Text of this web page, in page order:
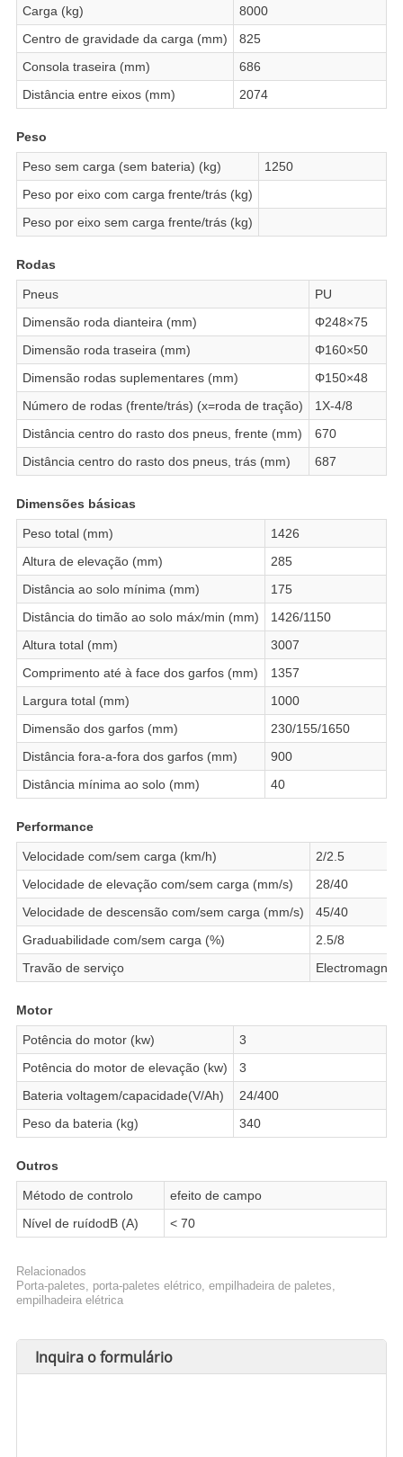
Carga (kg)
8000
Centro de gravidade da carga (mm)
825
Consola traseira (mm)
686
Distância entre eixos (mm)
2074
Peso
Peso sem carga (sem bateria) (kg)
1250
Peso por eixo com carga frente/trás (kg)
Peso por eixo sem carga frente/trás (kg)
Rodas
Pneus
PU
Dimensão roda dianteira (mm)
Φ248×75
Dimensão roda traseira (mm)
Φ160×50
Dimensão rodas suplementares (mm)
Φ150×48
Número de rodas (frente/trás) (x=roda de tração)
1X-4/8
Distância centro do rasto dos pneus, frente (mm)
670
Distância centro do rasto dos pneus, trás (mm)
687
Dimensões básicas
Peso total (mm)
1426
Altura de elevação (mm)
285
Distância ao solo mínima (mm)
175
Distância do timão ao solo máx/min (mm)
1426/1150
Altura total (mm)
3007
Comprimento até à face dos garfos (mm)
1357
Largura total (mm)
1000
Dimensão dos garfos (mm)
230/155/1650
Distância fora-a-fora dos garfos (mm)
900
Distância mínima ao solo (mm)
40
Performance
Velocidade com/sem carga (km/h)
2/2.5
Velocidade de elevação com/sem carga (mm/s)
28/40
Velocidade de descensão com/sem carga (mm/s)
45/40
Graduabilidade com/sem carga (%)
2.5/8
Travão de serviço
Motor
Potência do motor (kw)
3
Potência do motor de elevação (kw)
3
Bateria voltagem/capacidade(V/Ah)
24/400
Peso da bateria (kg)
340
Outros
Método de controlo
efeito de campo
Nível de ruídodB (A)
< 70
Relacionados
Porta-paletes, porta-paletes elétrico, empilhadeira de paletes,
empilhadeira elétrica
Inquira o formulário